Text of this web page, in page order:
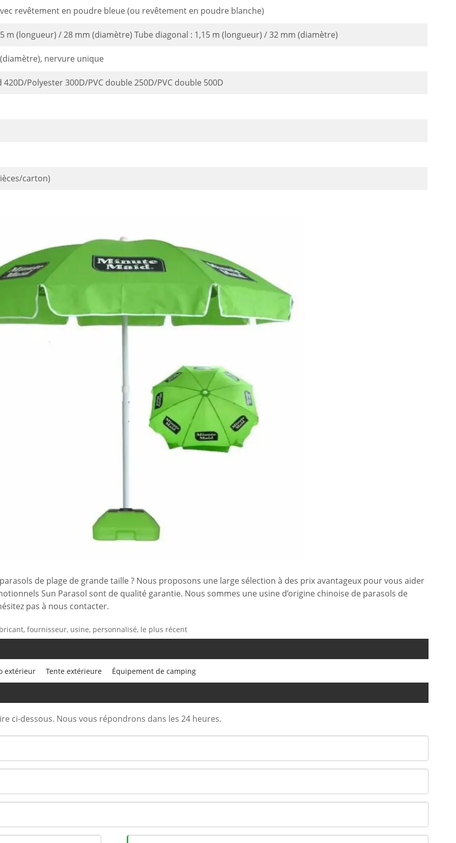
revêtement en poudre bleue (ou revêtement en poudre blanche)
m (longueur) / 28 mm (diamètre) Tube diagonal : 1,15 m (longueur) / 32 mm (diamètre)
nervure unique
Polyester 300D/PVC double 250D/PVC double 500D
carton)
de plage de grande taille ? Nous proposons une large sélection à des prix avantageux pour vous aider
Sun Parasol sont de qualité garantie. Nous sommes une usine d’origine chinoise de parasols de
pas à nous contacter.
fournisseur, usine, personnalisé, le plus récent
extérieur Tente extérieure Équipement de camping
ci-dessous. Nous vous répondrons dans les 24 heures.